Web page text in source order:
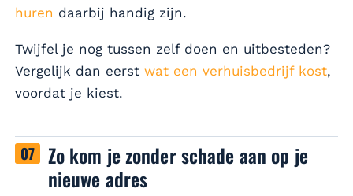
huren daarbij handig zijn.
Twijfel je nog tussen zelf doen en uitbesteden?
Vergelijk dan eerstwat een verhuisbedrijf kost,
voordat je kiest.
Zo kom je zonder schade aan op je
nieuwe adres